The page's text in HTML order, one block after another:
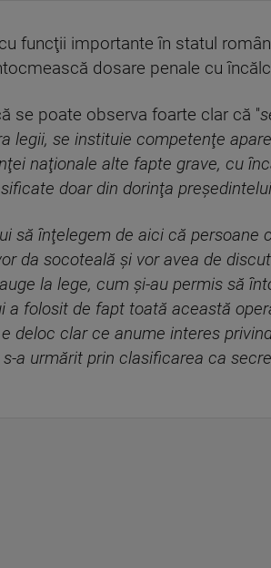
funcţii importante în statul
dosare penale cu
se poate observa foarte clar că ''
legii, se instituie competenţe
naţionale alte fapte grave, cu
doar din dorinţa
să înţelegem de aici că
da socoteală şi vor avea de
la lege, cum şi-au permis să
a folosit de fapt toată această
deloc clar ce anume interes
a urmărit prin clasificarea ca